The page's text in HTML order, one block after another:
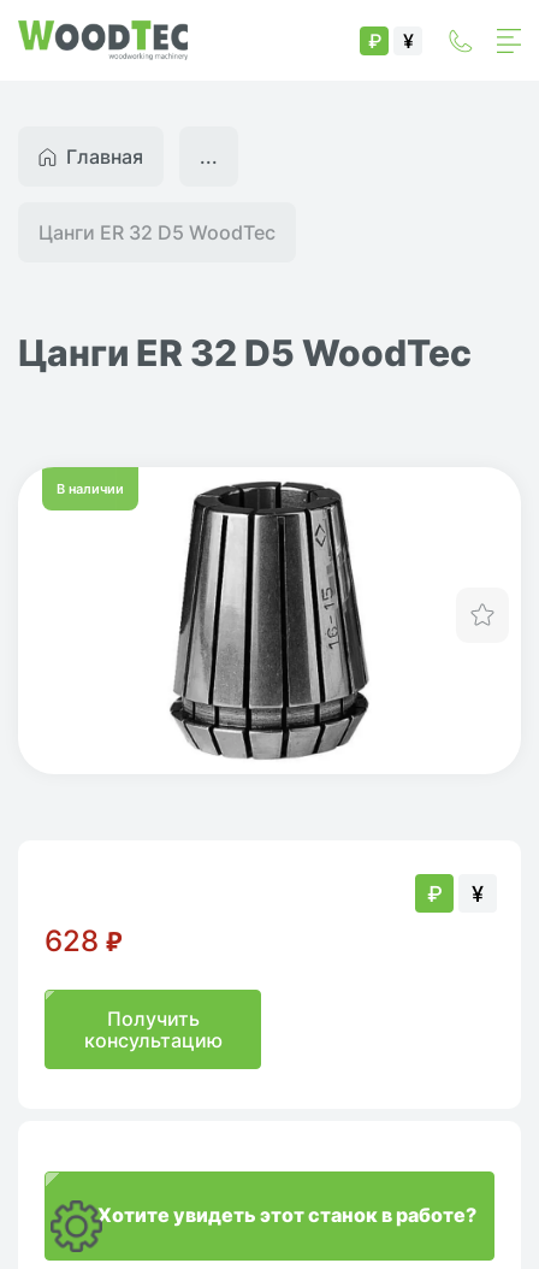
₽ ¥
Главная
Цанги ER 32 D5 WoodTec
...
Цанги ER 32 D5 WoodTec
В наличии
₽ ¥
628 ₽
Получить
консультацию
Хотите увидеть этот станок в работе?